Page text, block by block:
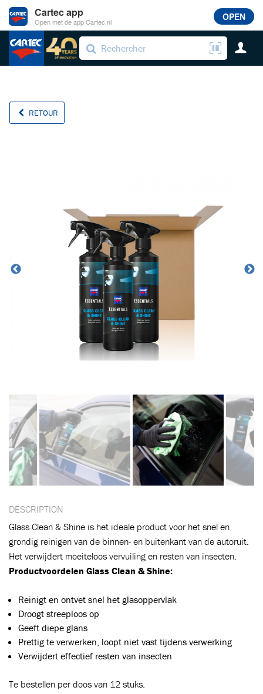
RETOUR
DESCRIPTION
Glass Clean & Shine is het ideale product voor het snel en
grondig reinigen van de binnen- en buitenkant van de autoruit.
Het verwijdert moeiteloos vervuiling en resten van insecten.
Productvoordelen Glass Clean & Shine:
Reinigt en ontvet snel het glasoppervlak
Droogt streeploos op
Geeft diepe glans
Prettig te verwerken, loopt niet vast tijdens verwerking
Verwijdert effectief resten van insecten
Te bestellen per doos van 12 stuks.
Cartec app
Open met de app Cartec.nl OPEN